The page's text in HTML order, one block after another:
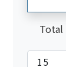
Total